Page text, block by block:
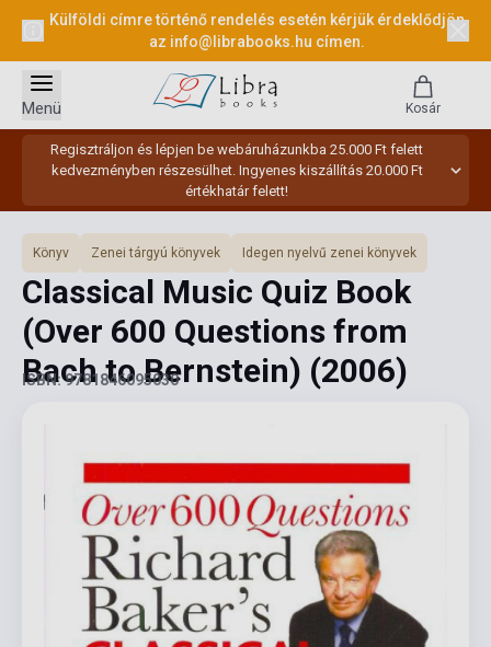
Külföldi címre történő rendelés esetén kérjük érdeklődjön
az info@librabooks.hu címen.
Regisztráljon és lépjen be webáruházunkba 25.000 Ft felett
kedvezményben részesülhet. Ingyenes kiszállítás 20.000 Ft
értékhatár felett!
Menü Kosár
Könyv Zenei tárgyú könyvek Idegen nyelvű zenei könyvek
Classical Music Quiz Book
(Over 600 Questions from
Bach to Bernstein) (2006)
ISBN: 9781846095030